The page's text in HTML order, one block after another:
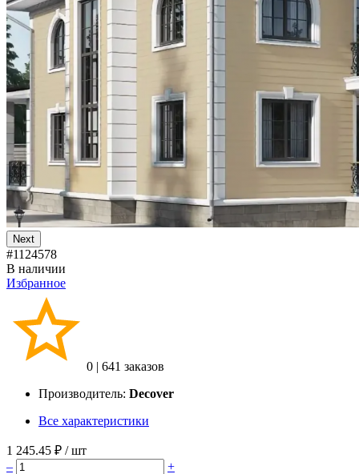
Next
#1124578
В наличии
Избранное
0 | 641 заказов
Производитель: Decover
Все характеристики
1 245.45 ₽ / шт
–
+